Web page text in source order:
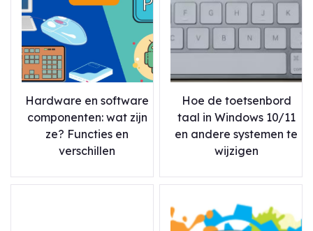
Hardware en software
componenten: wat zijn
ze? Functies en
verschillen
Hoe de toetsenbord
taal in Windows 10/11
en andere systemen te
wijzigen